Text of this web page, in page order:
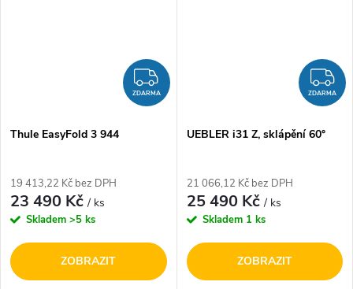
ZDARMA
ZDARMA
Thule EasyFold 3 944
19 413,22 Kč bez DPH
23 490 Kč/ ks
Skladem >5 ks
ZOBRAZIT
ZDARMA
UEBLER i31 Z, sklápění 60°
21 066,12 Kč bez DPH
25 490 Kč/ ks
Skladem 1 ks
ZOBRAZIT